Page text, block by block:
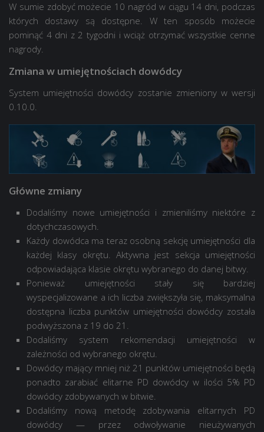
W sumie zdobyć możecie 10 nagród w ciągu 14 dni, podczas
których dostawy są dostępne. W ten sposób możecie
pominąć 4 dni z 2 tygodni i wciąż otrzymać wszystkie cenne
nagrody.
Zmiana w umiejętnościach dowódcy
System umiejętności dowódcy zostanie zmieniony w wersji
0.10.0.
Główne zmiany
Dodaliśmy nowe umiejętności i zmieniliśmy niektóre z
dotychczasowych.
Każdy dowódca ma teraz osobną sekcję umiejętności dla
każdej klasy okrętu. Aktywna jest sekcja umiejętności
odpowiadająca klasie okrętu wybranego do danej bitwy.
Ponieważ umiejętności stały się bardziej
wyspecjalizowane a ich liczba zwiększyła się, maksymalna
dostępna liczba punktów umiejętności dowódcy została
podwyższona z 19 do 21.
Dodaliśmy system rekomendacji umiejętności w
zależności od wybranego okrętu.
Dowódcy mający mniej niż 21 punktów umiejętności będą
ponadto zarabiać elitarne PD dowódcy w ilości 5% PD
dowódcy zdobywanych w bitwie.
Dodaliśmy nową metodę zdobywania elitarnych PD
dowódcy — przez odwoływanie nieużywanych